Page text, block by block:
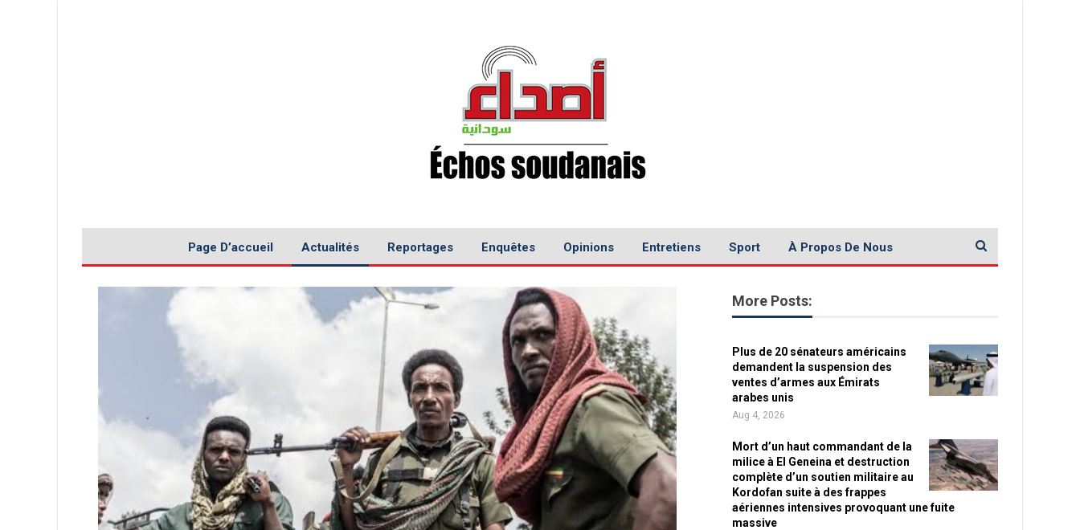
Page D’accueil Actualités Reportages Enquêtes Opinions Entretiens Sport À Propos De Nous
More Posts:
Plus de 20 sénateurs américains
demandent la suspension des
ventes d’armes aux Émirats
arabes unis
Aug 4, 2026
Mort d’un haut commandant de la
milice à El Geneina et destruction
complète d’un soutien militaire au
Kordofan suite à des frappes
aériennes intensives provoquant une fuite
massive